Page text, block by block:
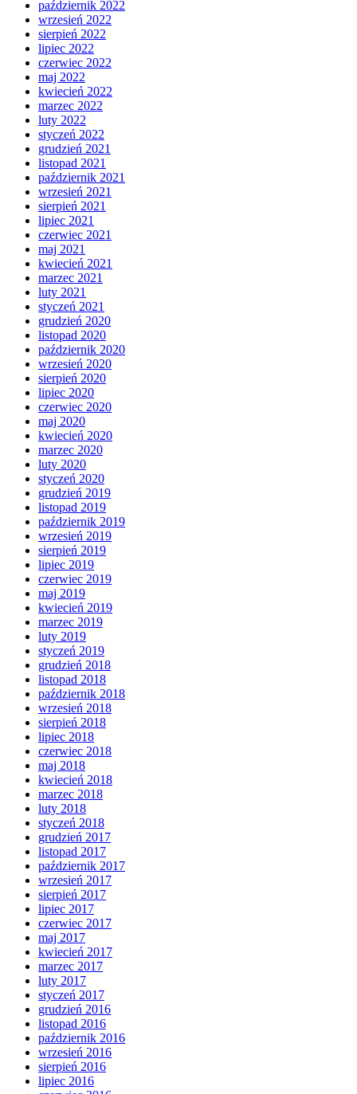
październik 2022
wrzesień 2022
sierpień 2022
lipiec 2022
czerwiec 2022
maj 2022
kwiecień 2022
marzec 2022
luty 2022
styczeń 2022
grudzień 2021
listopad 2021
październik 2021
wrzesień 2021
sierpień 2021
lipiec 2021
czerwiec 2021
maj 2021
kwiecień 2021
marzec 2021
luty 2021
styczeń 2021
grudzień 2020
listopad 2020
październik 2020
wrzesień 2020
sierpień 2020
lipiec 2020
czerwiec 2020
maj 2020
kwiecień 2020
marzec 2020
luty 2020
styczeń 2020
grudzień 2019
listopad 2019
październik 2019
wrzesień 2019
sierpień 2019
lipiec 2019
czerwiec 2019
maj 2019
kwiecień 2019
marzec 2019
luty 2019
styczeń 2019
grudzień 2018
listopad 2018
październik 2018
wrzesień 2018
sierpień 2018
lipiec 2018
czerwiec 2018
maj 2018
kwiecień 2018
marzec 2018
luty 2018
styczeń 2018
grudzień 2017
listopad 2017
październik 2017
wrzesień 2017
sierpień 2017
lipiec 2017
czerwiec 2017
maj 2017
kwiecień 2017
marzec 2017
luty 2017
styczeń 2017
grudzień 2016
listopad 2016
październik 2016
wrzesień 2016
sierpień 2016
lipiec 2016